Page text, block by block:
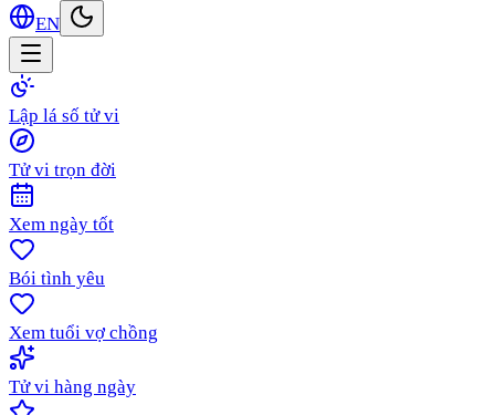
EN
Lập lá số tử vi
Tử vi trọn đời
Xem ngày tốt
Bói tình yêu
Xem tuổi vợ chồng
Tử vi hàng ngày